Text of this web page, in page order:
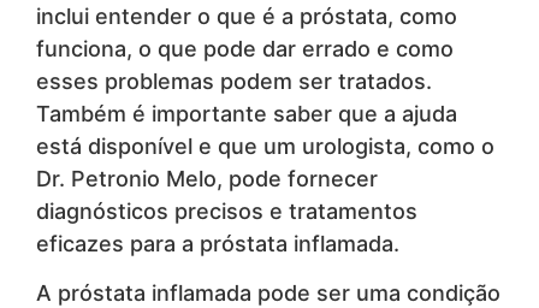
inclui entender o que é a próstata, como
funciona, o que pode dar errado e como
esses problemas podem ser tratados.
Também é importante saber que a ajuda
está disponível e que um urologista, como o
Dr. Petronio Melo, pode fornecer
diagnósticos precisos e tratamentos
eficazes para a próstata inflamada.
A próstata inflamada pode ser uma condição